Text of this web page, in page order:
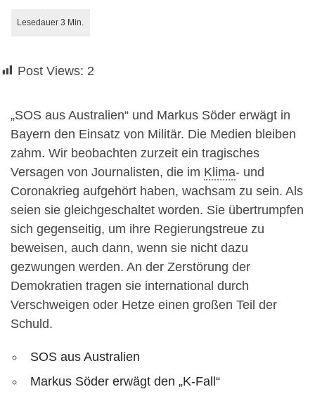
Post Views: 2
„SOS aus Australien“ und Markus Söder erwägt in
Bayern den Einsatz von Militär. Die Medien bleiben
zahm. Wir beobachten zurzeit ein tragisches
Versagen von Journalisten, die im Klima- und
Coronakrieg aufgehört haben, wachsam zu sein. Als
seien sie gleichgeschaltet worden. Sie übertrumpfen
sich gegenseitig, um ihre Regierungstreue zu
beweisen, auch dann, wenn sie nicht dazu
gezwungen werden. An der Zerstörung der
Demokratien tragen sie international durch
Verschweigen oder Hetze einen großen Teil der
Schuld.
SOS aus Australien
Markus Söder erwägt den „K-Fall“